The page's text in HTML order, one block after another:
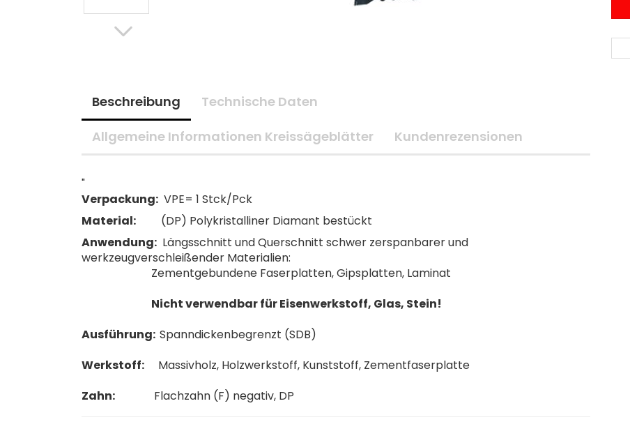
Beschreibung
Technische Daten
Allgemeine Informationen Kreissägeblätter
Kundenrezensionen
"
Verpackung: VPE= 1 Stck/Pck
Material: (DP) Polykristalliner Diamant bestückt
Anwendung: Längsschnitt und Querschnitt schwer zerspanbarer und
werkzeugverschleißender Materialien:
Zementgebundene Faserplatten, Gipsplatten, Laminat
Nicht verwendbar für Eisenwerkstoff, Glas, Stein!
Ausführung: Spanndickenbegrenzt (SDB)
Werkstoff: Massivholz, Holzwerkstoff, Kunststoff, Zementfaserplatte
Zahn:
Flachzahn (F) negativ, DP